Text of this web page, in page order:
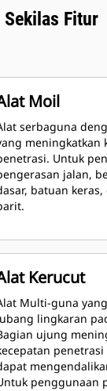
Sekilas Fitur
Moil
serbaguna
meningkatkan
Untuk penggunaan pada
jalan,
batuan
Kerucut
Multi-guna
lingkaran
ujung
penggunaan